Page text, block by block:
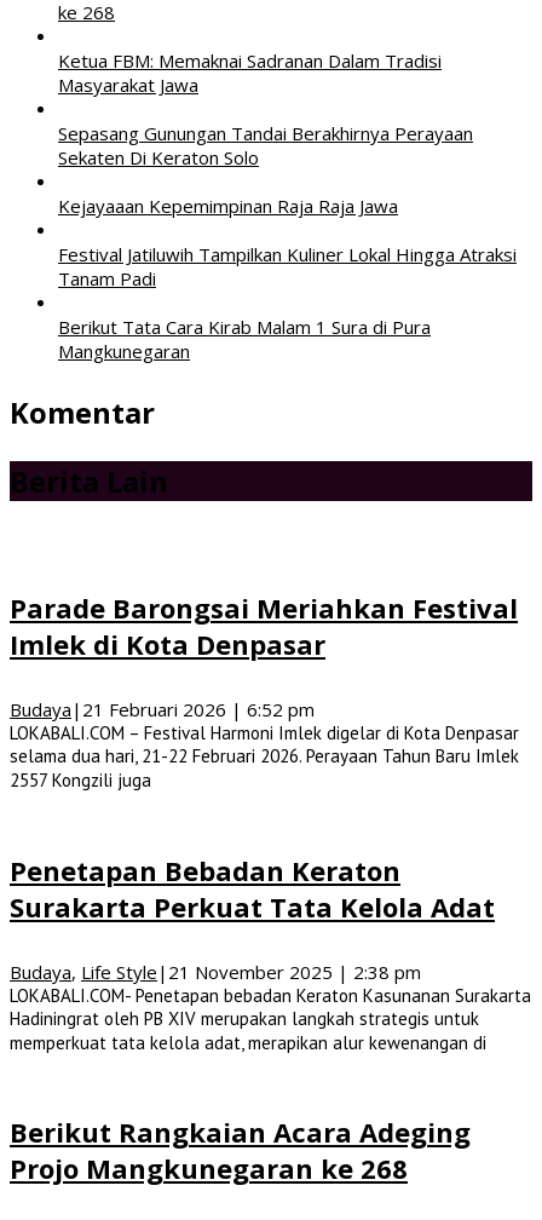
ke 268
Ketua FBM: Memaknai Sadranan Dalam Tradisi
Masyarakat Jawa
Sepasang Gunungan Tandai Berakhirnya Perayaan
Sekaten Di Keraton Solo
Kejayaaan Kepemimpinan Raja Raja Jawa
Festival Jatiluwih Tampilkan Kuliner Lokal Hingga Atraksi
Tanam Padi
Berikut Tata Cara Kirab Malam 1 Sura di Pura
Mangkunegaran
Komentar
Berita Lain
Parade Barongsai Meriahkan Festival
Imlek di Kota Denpasar
Budaya | 21 Februari 2026 | 6:52 pm
LOKABALI.COM – Festival Harmoni Imlek digelar di Kota Denpasar
selama dua hari, 21-22 Februari 2026. Perayaan Tahun Baru Imlek
2557 Kongzili juga
Penetapan Bebadan Keraton
Surakarta Perkuat Tata Kelola Adat
Budaya, Life Style | 21 November 2025 | 2:38 pm
LOKABALI.COM- Penetapan bebadan Keraton Kasunanan Surakarta
Hadiningrat oleh PB XIV merupakan langkah strategis untuk
memperkuat tata kelola adat, merapikan alur kewenangan di
Berikut Rangkaian Acara Adeging
Projo Mangkunegaran ke 268